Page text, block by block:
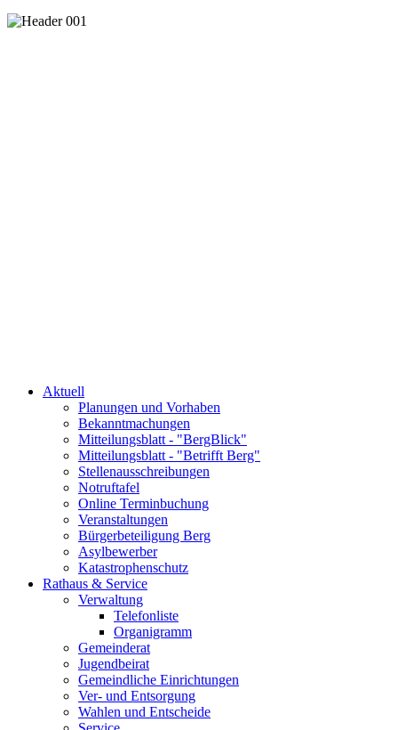
Aktuell
Planungen und Vorhaben
Bekanntmachungen
Mitteilungsblatt - "BergBlick"
Mitteilungsblatt - "Betrifft Berg"
Stellenausschreibungen
Notruftafel
Online Terminbuchung
Veranstaltungen
Bürgerbeteiligung Berg
Asylbewerber
Katastrophenschutz
Rathaus & Service
Verwaltung
Telefonliste
Organigramm
Gemeinderat
Jugendbeirat
Gemeindliche Einrichtungen
Ver- und Entsorgung
Wahlen und Entscheide